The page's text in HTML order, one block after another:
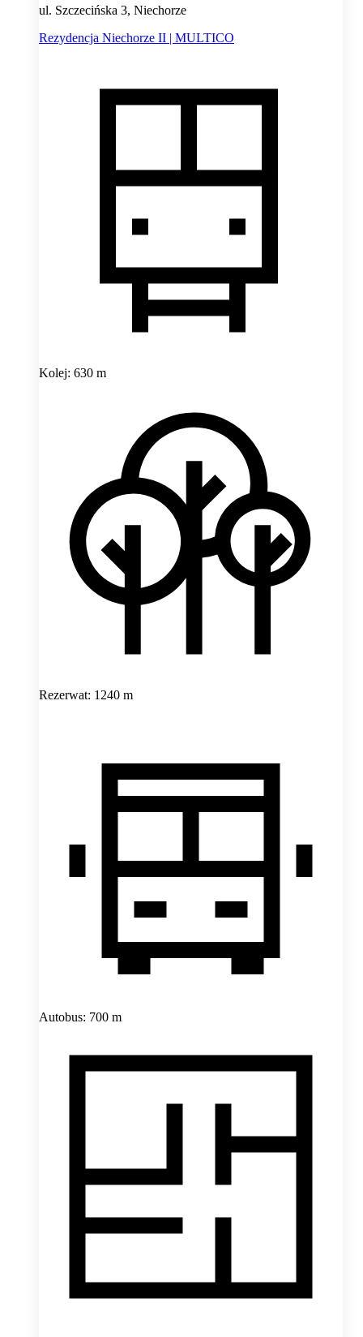
ul. Szczecińska 3, Niechorze
Rezydencja Niechorze II | MULTICO
Kolej: 630 m
Rezerwat: 1240 m
Autobus: 700 m